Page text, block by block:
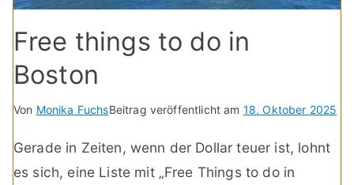
Free things to do in
Boston
Von Monika FuchsBeitrag veröffentlicht am 18. Oktober 2025
Gerade in Zeiten, wenn der Dollar teuer ist, lohnt
es sich, eine Liste mit „Free Things to do in